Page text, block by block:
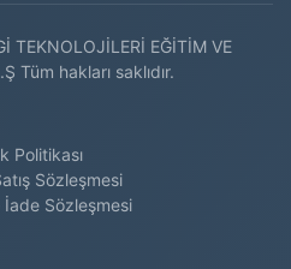
TEKNOLOJİLERİ EĞİTİM VE
Tüm hakları saklıdır.
Politikası
Sözleşmesi
Sözleşmesi